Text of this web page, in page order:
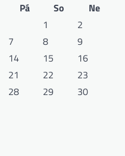
Pá So
Ne
1
2
7 8
9
14 15
16
21 22
23
28 29
30